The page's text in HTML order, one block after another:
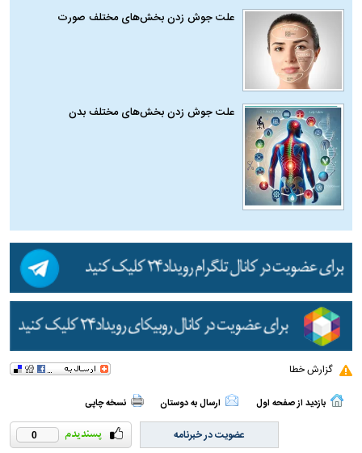
علت جوش زدن بخش‌های مختلف صورت
علت جوش زدن بخش‌های مختلف بدن
گزارش خطا
بازدید از صفحه اول ارسال به دوستان نسخه چاپی
0 عضویت در خبرنامه